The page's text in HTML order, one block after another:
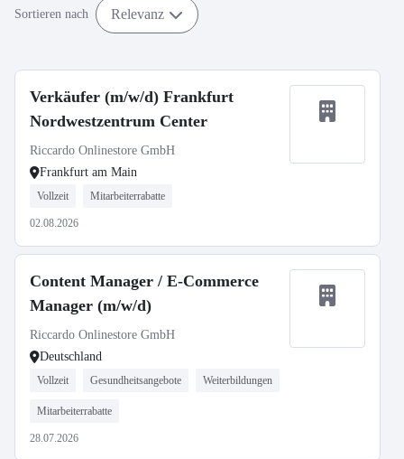
Sortieren nach Relevanz
Verkäufer (m/w/d) Frankfurt
Nordwestzentrum Center
Riccardo Onlinestore GmbH
Frankfurt am Main
Vollzeit Mitarbeiterrabatte
02.08.2026
Content Manager / E-Commerce
Manager (m/w/d)
Riccardo Onlinestore GmbH
Deutschland
Vollzeit Gesundheitsangebote Weiterbildungen
Mitarbeiterrabatte
28.07.2026